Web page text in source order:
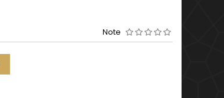
Note